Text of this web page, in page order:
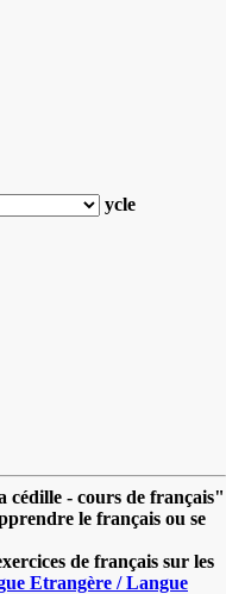
ycle
- cours de français"
le français ou se
de français sur les
Etrangère / Langue